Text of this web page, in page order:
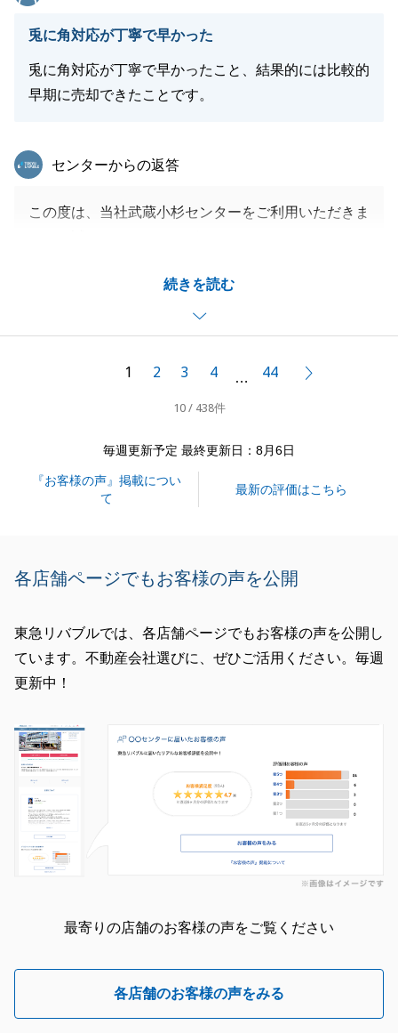
兎に角対応が丁寧で早かった
兎に角対応が丁寧で早かったこと、結果的には比較的
早期に売却できたことです。
続きを読む
東急リバブル
センターからの返答
この度は、当社武蔵小杉センターをご利用いただきま
スムーズにお引き渡しが完了できましたのも、R様の
ご協力があってのことでございました。
お気軽にご相談ください。よろしくお願いいたしま
1 2 3 4 … 44
10 / 438件
毎週更新予定 最終更新日：8月6日
『お客様の声』掲載につい
て
最新の評価はこちら
各店舗ページでもお客様の声を公開
東急リバブルでは、各店舗ページでもお客様の声を公開し
ています。不動産会社選びに、ぜひご活用ください。毎週
更新中！
最寄りの店舗のお客様の声をご覧ください
各店舗のお客様の声をみる